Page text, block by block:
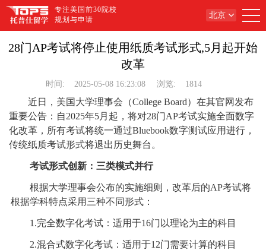
专注美国前30院校
规划与申请
北京
28门AP考试将停止使用纸质考试形式,5月起开始
改革
时间: 2025-05-08 16:23:08 浏览: 1814
近日，美国大学理事会（College Board）在其官网发布
重要公告：自2025年5月起，将对28门AP考试实施全面数字
化改革，所有考试将统一通过Bluebook数字测试应用进行，
传统纸质考试形式将退出历史舞台。
考试形式创新：三类模式并行
根据大学理事会公布的实施细则，改革后的AP考试将
根据学科特点采用三种不同形式：
1.完全数字化考试：适用于16门以理论为主的科目
2.混合式数字化考试：适用于12门需要计算的科目